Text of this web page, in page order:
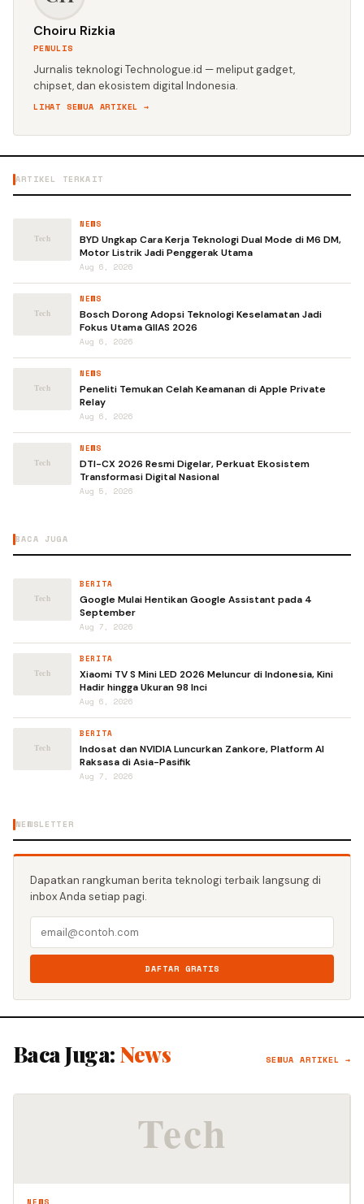
Choiru Rizkia
PENULIS
Jurnalis teknologi Technologue.id — meliput gadget,
chipset, dan ekosistem digital Indonesia.
LIHAT SEMUA ARTIKEL →
ARTIKEL TERKAIT
NEWS
BYD Ungkap Cara Kerja Teknologi Dual Mode di M6 DM,
Motor Listrik Jadi Penggerak Utama
Aug 6, 2026
NEWS
Bosch Dorong Adopsi Teknologi Keselamatan Jadi
Fokus Utama GIIAS 2026
Aug 6, 2026
NEWS
Peneliti Temukan Celah Keamanan di Apple Private
Relay
Aug 6, 2026
NEWS
DTI-CX 2026 Resmi Digelar, Perkuat Ekosistem
Transformasi Digital Nasional
Aug 5, 2026
BACA JUGA
BERITA
Google Mulai Hentikan Google Assistant pada 4
September
Aug 7, 2026
BERITA
Xiaomi TV S Mini LED 2026 Meluncur di Indonesia, Kini
Hadir hingga Ukuran 98 Inci
Aug 6, 2026
BERITA
Indosat dan NVIDIA Luncurkan Zankore, Platform AI
Raksasa di Asia-Pasifik
Aug 7, 2026
NEWSLETTER
Dapatkan rangkuman berita teknologi terbaik langsung di
inbox Anda setiap pagi.
DAFTAR GRATIS
Baca Juga: News SEMUA ARTIKEL →